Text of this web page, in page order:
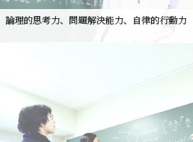
論理的思考力、問題解決能力、自律的行動力